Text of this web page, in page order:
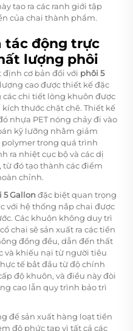
tạo ra các ranh giới tập
của chai thành phẩm.
tác động trực
lượng phôi
cơ bản đối với phôi 5
cao được thiết kế đặc
chi tiết lòng khuôn được
thước chặt chẽ. Thiết kế
nhựa PET nóng chảy đi vào
kỹ lưỡng nhằm giảm
trong quá trình
ra nhiệt cục bộ và các dị
đó tạo thành các điểm
chỉnh.
5 Gallon đặc biệt quan trọng
với hệ thống nắp chai được
Các khuôn không duy trì
chai sẽ sản xuất ra các tiền
đồng đều, dẫn đến thất
và khiếu nại từ người tiêu
tế bắt đầu từ độ chính
độ khuôn, và điều này đòi
cao lẫn quy trình bảo trì
để sản xuất hàng loạt tiền
độ phức tạp vì tất cả các